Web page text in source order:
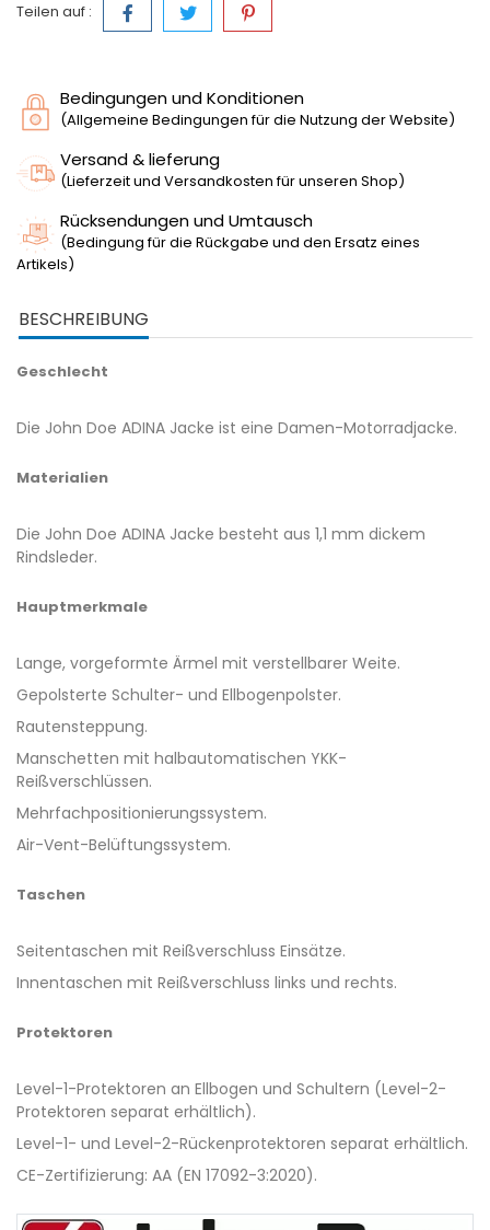
Teilen auf :
Bedingungen und Konditionen
(Allgemeine Bedingungen für die Nutzung der Website)
Versand & lieferung
(Lieferzeit und Versandkosten für unseren Shop)
Rücksendungen und Umtausch
(Bedingung für die Rückgabe und den Ersatz eines
Artikels)
BESCHREIBUNG
Geschlecht
Die John Doe ADINA Jacke ist eine Damen-Motorradjacke.
Materialien
Die John Doe ADINA Jacke besteht aus 1,1 mm dickem
Rindsleder.
Hauptmerkmale
Lange, vorgeformte Ärmel mit verstellbarer Weite.
Gepolsterte Schulter- und Ellbogenpolster.
Rautensteppung.
Manschetten mit halbautomatischen YKK-
Reißverschlüssen.
Mehrfachpositionierungssystem.
Air-Vent-Belüftungssystem.
Taschen
Seitentaschen mit Reißverschluss Einsätze.
Innentaschen mit Reißverschluss links und rechts.
Protektoren
Level-1-Protektoren an Ellbogen und Schultern (Level-2-
Protektoren separat erhältlich).
Level-1- und Level-2-Rückenprotektoren separat erhältlich.
CE-Zertifizierung: AA (EN 17092-3:2020).